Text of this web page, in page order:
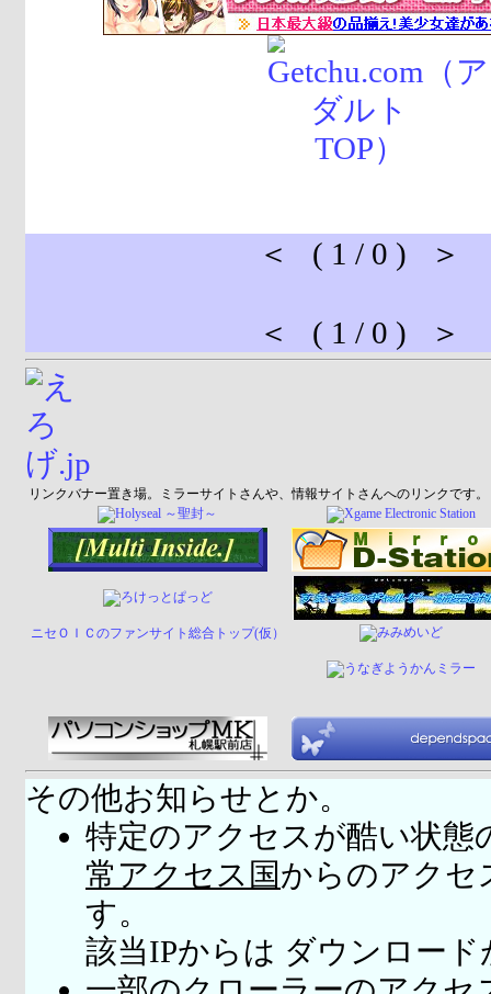
＜ ( 1 / 0 ) ＞
＜ ( 1 / 0 ) ＞
リンクバナー置き場。ミラーサイトさんや、情報サイトさんへのリンクです。
ニセＯＩＣのファンサイト総合トップ(仮）
その他お知らせとか。
特定のアクセスが酷い状態
常アクセス国からのアクセ
す。
該当IPからは ダウンロー